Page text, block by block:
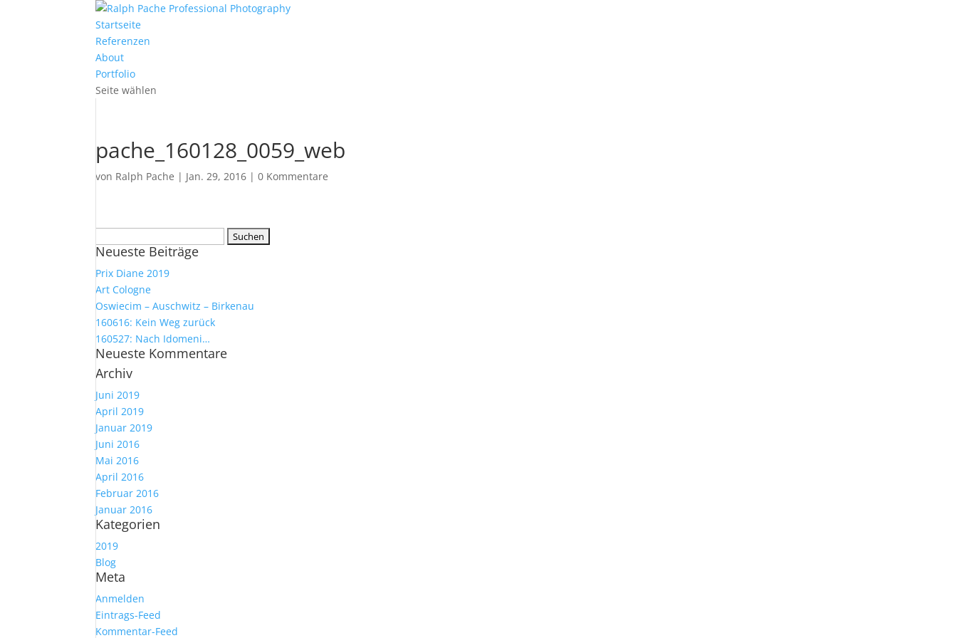
Startseite
Referenzen
About
Portfolio
Seite wählen
pache_160128_0059_web
von Ralph Pache | Jan. 29, 2016 |0 Kommentare
nach:
Neueste Beiträge
Prix Diane 2019
Art Cologne
Oswiecim – Auschwitz – Birkenau
160616: Kein Weg zurück
160527: Nach Idomeni…
Neueste Kommentare
Archiv
Juni 2019
April 2019
Januar 2019
Juni 2016
Mai 2016
April 2016
Februar 2016
Januar 2016
Kategorien
2019
Blog
Meta
Anmelden
Eintrags-Feed
Kommentar-Feed